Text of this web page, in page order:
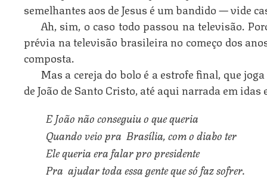
semelhantes aos de Jesus é um bandido — vide
Ah, sim, o caso todo passou na televisão.
prévia na televisão brasileira no começo dos
composta.
Mas a cereja do bolo é a estrofe final, que
de João de Santo Cristo, até aqui narrada em
E João não conseguiu o que queria
Quando veio pra  Brasília, com o diabo ter
Ele queria era falar pro presidente
Pra  ajudar toda essa gente que só faz sofrer.